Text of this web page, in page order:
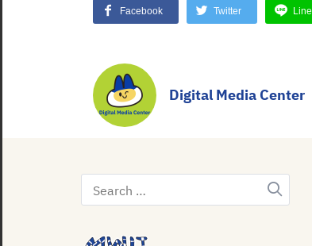
Facebook Twitter Line
Digital Media Center
Search
for: